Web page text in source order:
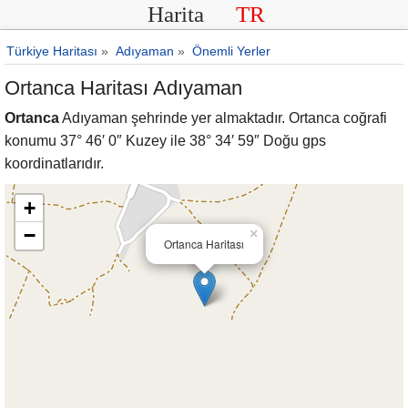
Harita TR
Türkiye Haritası » Adıyaman » Önemli Yerler
Ortanca Haritası Adıyaman
OrtancaAdıyaman şehrinde yer almaktadır. Ortanca coğrafi
konumu 37° 46′ 0″ Kuzey ile 38° 34′ 59″ Doğu gps
koordinatlarıdır.
Ortanca Haritası
×
+
−